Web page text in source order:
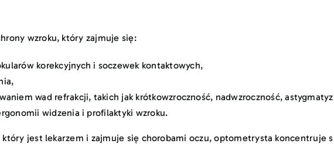
wzroku, który zajmuje się:
korekcyjnych i soczewek kontaktowych,
wad refrakcji, takich jak krótkowzroczność, nadwzroczność,
widzenia i profilaktyki wzroku.
jest lekarzem i zajmuje się chorobami oczu, optometrysta koncentruje